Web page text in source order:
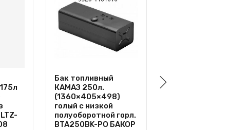
Бак топливный
КАМАЗ 250л.
(1360×405×498)
голый с низкой
полуоборотной горл.
BTA250BK-PO БАКОР